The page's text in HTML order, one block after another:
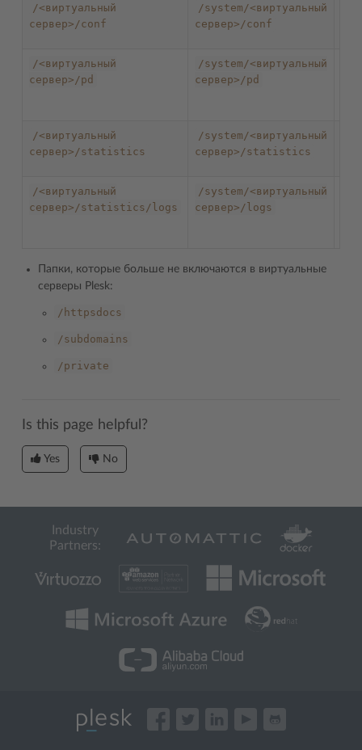
/<виртуальный
сервер>/conf
/system/<виртуальный
сервер>/conf
/<виртуальный
сервер>/pd
/system/<виртуальный
сервер>/pd
/<виртуальный
сервер>/statistics
/system/<виртуальный
сервер>/statistics
/<виртуальный
сервер>/statistics/logs
/system/<виртуальный
сервер>/logs
Папки, которые больше не включаются в виртуальные
серверы Plesk:
/httpsdocs
/subdomains
/private
Is this page helpful?
Yes No
Industry
Partners: